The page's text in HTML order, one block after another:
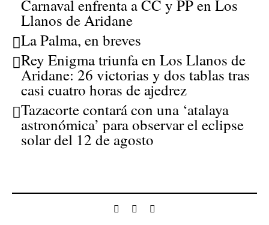
Carnaval enfrenta a CC y PP en Los
Llanos de Aridane
La Palma, en breves
Rey Enigma triunfa en Los Llanos de
Aridane: 26 victorias y dos tablas tras
casi cuatro horas de ajedrez
Tazacorte contará con una ‘atalaya
astronómica’ para observar el eclipse
solar del 12 de agosto